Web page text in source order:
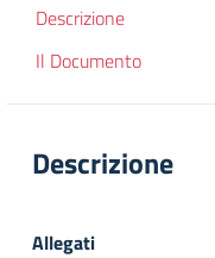
Descrizione
Il Documento
Descrizione
Allegati